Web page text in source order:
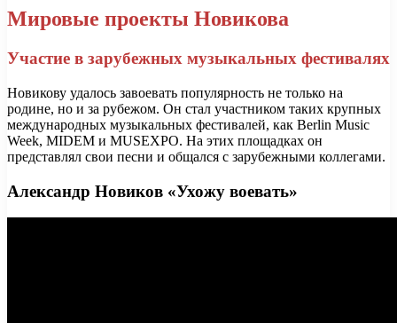
Мировые проекты Новикова
Участие в зарубежных музыкальных фестивалях
Новикову удалось завоевать популярность не только на
родине, но и за рубежом. Он стал участником таких крупных
международных музыкальных фестивалей, как Berlin Music
Week, MIDEM и MUSEXPO. На этих площадках он
представлял свои песни и общался с зарубежными коллегами.
Александр Новиков «Ухожу воевать»